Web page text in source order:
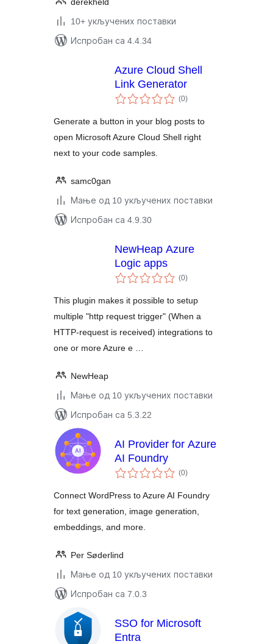
10+ укључених поставки
Испробан са 4.4.34
Azure Cloud Shell
Link Generator
(0укупних
оцена
)
Generate a button in your blog posts to
open Microsoft Azure Cloud Shell right
next to your code samples.
samc0gan
Мање од 10 укључених поставки
Испробан са 4.9.30
NewHeap Azure
Logic apps
(0укупних
оцена
)
This plugin makes it possible to setup
multiple "http request trigger" (When a
HTTP-request is received) integrations to
one or more Azure e …
NewHeap
Мање од 10 укључених поставки
Испробан са 5.3.22
AI Provider for Azure
AI Foundry
(0укупних
оцена
)
Connect WordPress to Azure AI Foundry
for text generation, image generation,
embeddings, and more.
Per Søderlind
Мање од 10 укључених поставки
Испробан са 7.0.3
SSO for Microsoft
Entra